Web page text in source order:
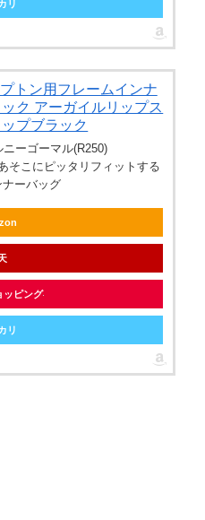
リ
トン用フレームインナ
ク アーガイルリップス
ップブラック
ニーゴーマル(R250)
そこにピッタリフィットする
ーバッグ
ッピング
リ